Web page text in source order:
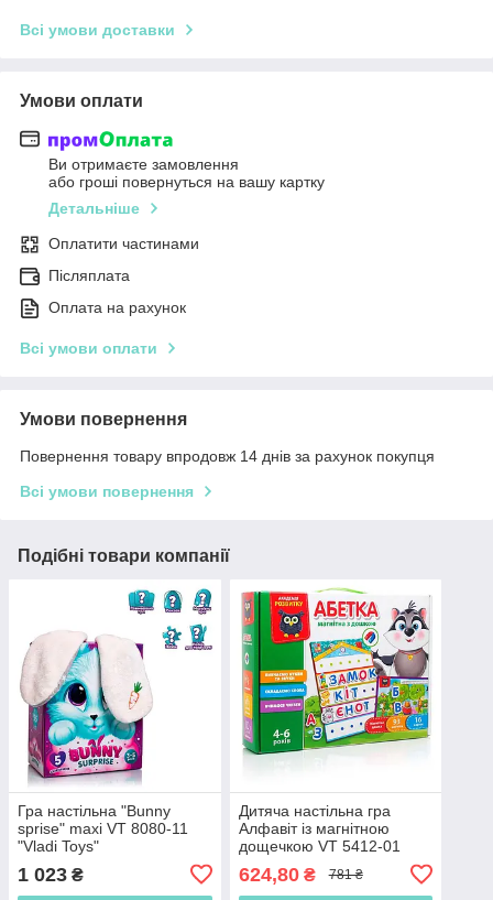
Всі умови доставки
Умови оплати
Ви отримаєте замовлення
або гроші повернуться на вашу картку
Детальніше
Оплатити частинами
Післяплата
Оплата на рахунок
Всі умови оплати
Умови повернення
Повернення товару впродовж 14 днів за рахунок покупця
Всі умови повернення
Подібні товари компанії
Гра настільна "Bunny
sprise" maxi VT 8080-11
"Vladi Toys"
1 023 ₴
Дитяча настільна гра
Алфавіт із магнітною
дощечкою VT 5412-01
магніти, 16 карт
624,80₴ 781 ₴